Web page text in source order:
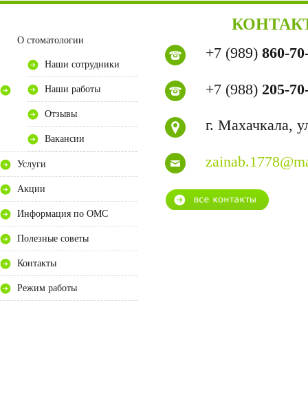
О стоматологии
Наши сотрудники
Наши работы
Отзывы
Вакансии
Услуги
Акции
Информация по ОМС
Полезные советы
Контакты
Режим работы
+7 (989) 860-
+7 (988) 205-
г. Махачкала,